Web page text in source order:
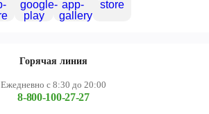
Горячая линия
Ежедневно с 8:30 до 20:00
8-800-100-27-27